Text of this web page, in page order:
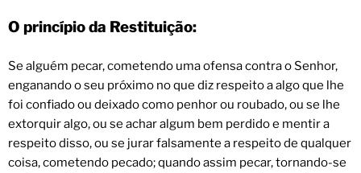
O princípio da Restituição:
Se alguém pecar, cometendo uma ofensa contra o Senhor,
enganando o seu próximo no que diz respeito a algo que lhe
foi confiado ou deixado como penhor ou roubado, ou se lhe
extorquir algo, ou se achar algum bem perdido e mentir a
respeito disso, ou se jurar falsamente a respeito de qualquer
coisa, cometendo pecado; quando assim pecar, tornando-se